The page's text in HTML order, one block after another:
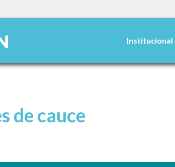
Institucional
de cauce